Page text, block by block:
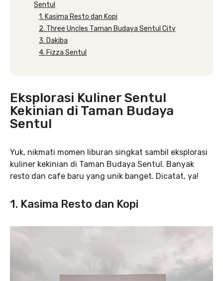
Sentul
1. Kasima Resto dan Kopi
2. Three Uncles Taman Budaya Sentul City
3. Dakiba
4. Fizza Sentul
Eksplorasi Kuliner Sentul
Kekinian di Taman Budaya
Sentul
Yuk, nikmati momen liburan singkat sambil eksplorasi
kuliner kekinian di Taman Budaya Sentul. Banyak
resto dan cafe baru yang unik banget. Dicatat, ya!
1. Kasima Resto dan Kopi